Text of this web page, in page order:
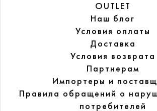
OUTLET
Наш блог
Условия оплаты
Доставка
Условия возврата
Партнерам
Импортеры и
Правила обращений о
потребителей